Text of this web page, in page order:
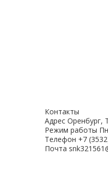
Контакты
Адрес Оренбург,
Режим работы
Телефон +7
Почта